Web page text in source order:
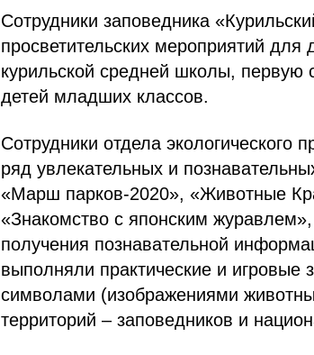
Сотрудники заповедника
просветительских мероприятий для
курильской средней школы, первую
детей младших классов.
Сотрудники отдела экологического
ряд увлекательных и
«Марш парков-2020», «Животные
«Знакомство с японским
получения познавательной
выполняли практические и игровые
символами (изображениями
территорий – заповедников и